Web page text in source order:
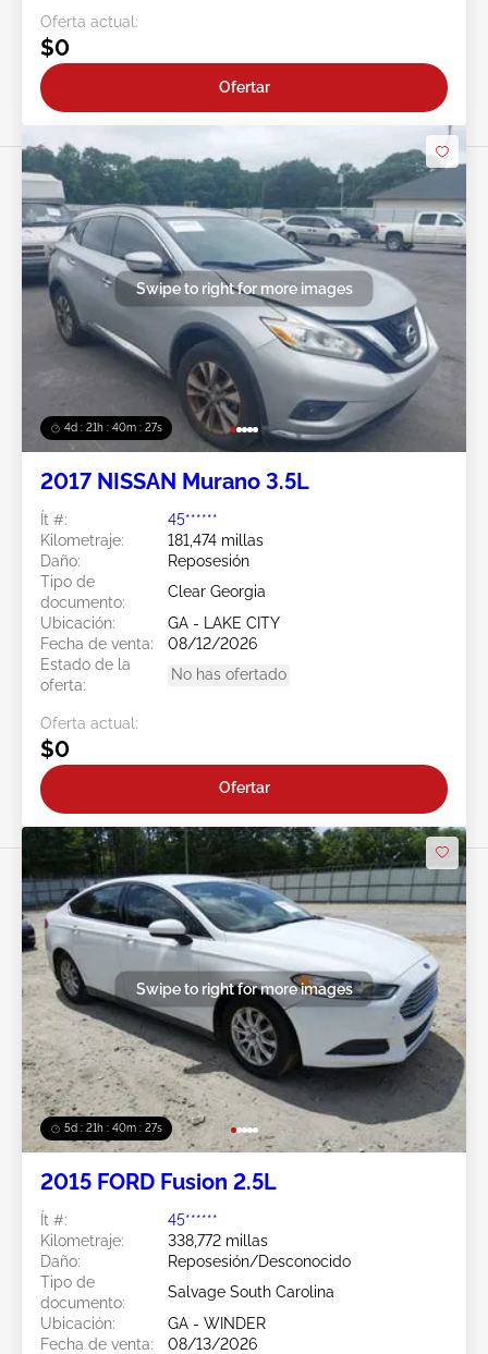
Oferta actual:
$0
Ofertar
4d : 21h : 40m : 23s
Swipe to right for more images
2017 NISSAN Murano 3.5L
Ít #:
45******
Kilometraje:
181,474 millas
Daño:
Reposesión
Tipo de
documento:
Clear Georgia
Ubicación:
GA - LAKE CITY
Fecha de venta:
08/12/2026
Estado de la
oferta:
No has ofertado
Oferta actual:
$0
Ofertar
5d : 21h : 40m : 23s
Swipe to right for more images
2015 FORD Fusion 2.5L
Ít #:
45******
Kilometraje:
338,772 millas
Daño:
Reposesión/Desconocido
Tipo de
documento:
Salvage South Carolina
Ubicación:
GA - WINDER
Fecha de venta:
08/13/2026